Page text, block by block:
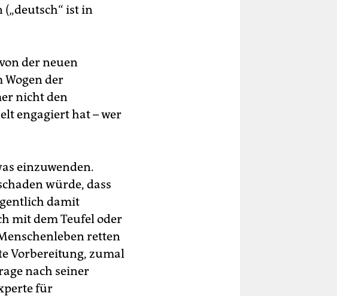
ist in
der neuen
der
nicht den
engagiert hat – wer
einzuwenden.
würde, dass
damit
mit dem Teufel oder
retten
Vorbereitung, zumal
nach seiner
für